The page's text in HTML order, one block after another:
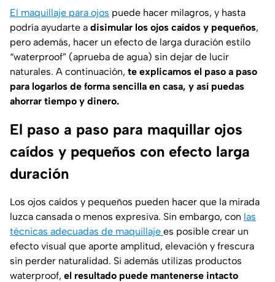
El maquillaje para ojos puede hacer milagros, y hasta
podría ayudarte a disimular los ojos caídos y pequeños,
pero además, hacer un efecto de larga duración estilo
“waterproof” (aprueba de agua) sin dejar de lucir
naturales. A continuación, te explicamos el paso a paso
para logarlos de forma sencilla en casa, y así puedas
ahorrar tiempo y dinero.
El paso a paso para maquillar ojos
caídos y pequeños con efecto larga
duración
Los ojos caídos y pequeños pueden hacer que la mirada
luzca cansada o menos expresiva. Sin embargo, con las
técnicas adecuadas de maquillaje es posible crear un
efecto visual que aporte amplitud, elevación y frescura
sin perder naturalidad. Si además utilizas productos
waterproof, el resultado puede mantenerse intacto